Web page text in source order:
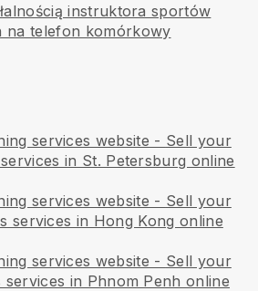
instruktora sportów
na telefon komórkowy
services website - Sell your
in St. Petersburg online
services website - Sell your
services in Hong Kong online
services website - Sell your
services in Phnom Penh online